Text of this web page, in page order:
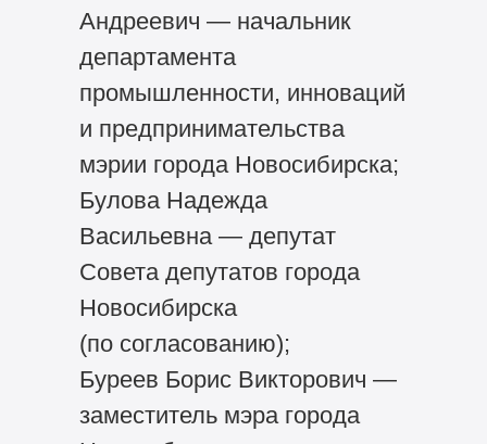
Андреевич — начальник
департамента
промышленности, инноваций
и предпринимательства
мэрии города Новосибирска;
Булова Надежда
Васильевна — депутат
Совета депутатов города
Новосибирска
(по согласованию);
Буреев Борис Викторович —
заместитель мэра города